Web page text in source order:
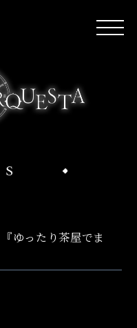
ゆったり茶屋でま